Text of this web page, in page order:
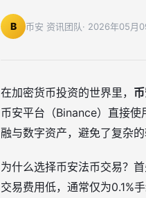
B 币安 资讯团队· 2026年05月
在加密货币投资的世界里，
币安平台（Binance）直接
融与数字资产，避免了复杂
为什么选择币安法币交易？
交易费用低，通常仅为0.1%